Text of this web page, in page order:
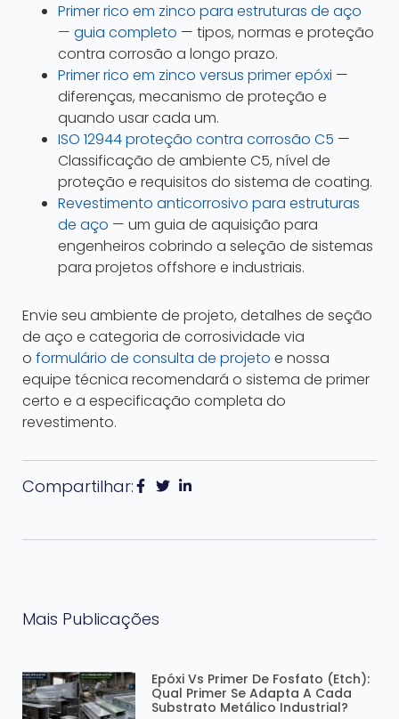
Primer rico em zinco para estruturas de aço
— guia completo — tipos, normas e proteção
contra corrosão a longo prazo.
Primer rico em zinco versus primer epóxi —
diferenças, mecanismo de proteção e
quando usar cada um.
ISO 12944 proteção contra corrosão C5 —
Classificação de ambiente C5, nível de
proteção e requisitos do sistema de coating.
Revestimento anticorrosivo para estruturas
de aço — um guia de aquisição para
engenheiros cobrindo a seleção de sistemas
para projetos offshore e industriais.
Envie seu ambiente de projeto, detalhes de seção
de aço e categoria de corrosividade via
o formulário de consulta de projeto e nossa
equipe técnica recomendará o sistema de primer
certo e a especificação completa do
revestimento.
Compartilhar:
Mais Publicações
Epóxi Vs Primer De Fosfato (Etch):
Qual Primer Se Adapta A Cada
Substrato Metálico Industrial?